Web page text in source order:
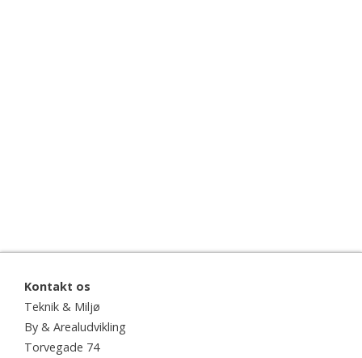
Kontakt os
Teknik & Miljø
By & Arealudvikling
Torvegade 74